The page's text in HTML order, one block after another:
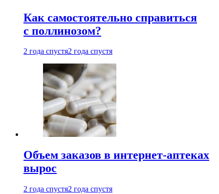
Как самостоятельно справиться
с поллинозом?
2 года спустя2 года спустя
Объем заказов в интернет-аптеках
вырос
2 года спустя2 года спустя